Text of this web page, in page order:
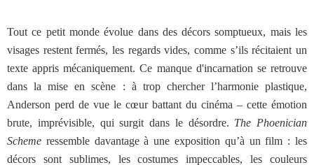
Tout ce petit monde évolue dans des décors somptueux, mais les
visages restent fermés, les regards vides, comme s’ils récitaient un
texte appris mécaniquement. Ce manque d'incarnation se retrouve
dans la mise en scène : à trop chercher l’harmonie plastique,
Anderson perd de vue le cœur battant du cinéma – cette émotion
brute, imprévisible, qui surgit dans le désordre. The Phoenician
Scheme ressemble davantage à une exposition qu’à un film : les
décors sont sublimes, les costumes impeccables, les couleurs